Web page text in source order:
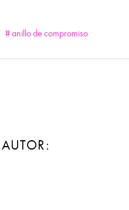
anillo de compromiso